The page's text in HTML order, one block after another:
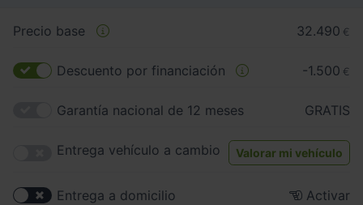
Precio base 32.490 €
Descuento por financiación -1.500 €
Garantía nacional de 12 meses GRATIS
Entrega vehículo a cambio Valorar mi vehículo
Entrega a domicilio Activar